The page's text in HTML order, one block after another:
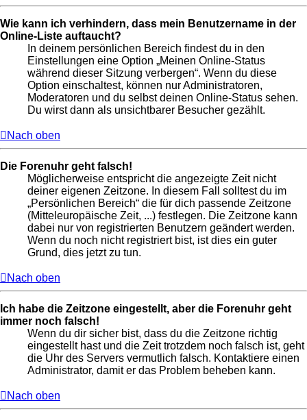
Wie kann ich verhindern, dass mein Benutzername in der
Online-Liste auftaucht?
In deinem persönlichen Bereich findest du in den
Einstellungen eine Option „Meinen Online-Status
während dieser Sitzung verbergen“. Wenn du diese
Option einschaltest, können nur Administratoren,
Moderatoren und du selbst deinen Online-Status sehen.
Du wirst dann als unsichtbarer Besucher gezählt.
Nach oben
Die Forenuhr geht falsch!
Möglicherweise entspricht die angezeigte Zeit nicht
deiner eigenen Zeitzone. In diesem Fall solltest du im
„Persönlichen Bereich“ die für dich passende Zeitzone
(Mitteleuropäische Zeit, ...) festlegen. Die Zeitzone kann
dabei nur von registrierten Benutzern geändert werden.
Wenn du noch nicht registriert bist, ist dies ein guter
Grund, dies jetzt zu tun.
Nach oben
Ich habe die Zeitzone eingestellt, aber die Forenuhr geht
immer noch falsch!
Wenn du dir sicher bist, dass du die Zeitzone richtig
eingestellt hast und die Zeit trotzdem noch falsch ist, geht
die Uhr des Servers vermutlich falsch. Kontaktiere einen
Administrator, damit er das Problem beheben kann.
Nach oben